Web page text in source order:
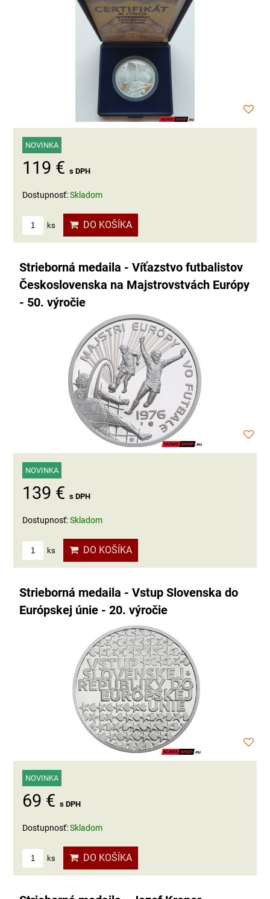
NOVINKA
119 € s DPH
Dostupnosť:Skladom
ks DO KOŠÍKA
Strieborná medaila - Víťazstvo futbalistov
Československa na Majstrovstvách Európy
- 50. výročie
NOVINKA
139 € s DPH
Dostupnosť:Skladom
ks DO KOŠÍKA
Strieborná medaila - Vstup Slovenska do
Európskej únie - 20. výročie
NOVINKA
69 € s DPH
Dostupnosť:Skladom
ks DO KOŠÍKA